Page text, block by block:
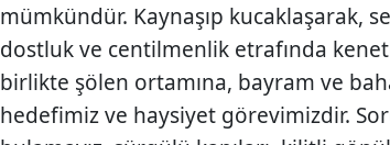
mümkündür. Kaynaşıp kucaklaşarak,
dostluk ve centilmenlik etrafında
birlikte şölen ortamına, bayram ve
hedefimiz ve haysiyet görevimizdir.